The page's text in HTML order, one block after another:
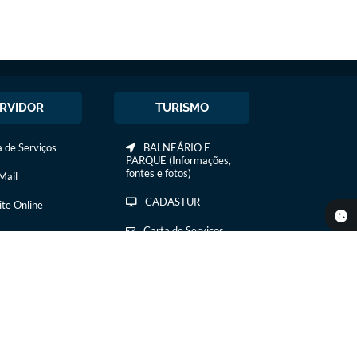
de Serviços
Online
TURISMO
BALNEÁRIO E
PARQUE (Informações,
fontes e fotos)
CADASTUR
Carta de Serviços